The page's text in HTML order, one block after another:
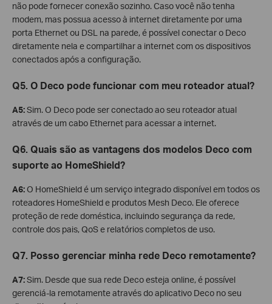
não pode fornecer conexão sozinho. Caso você não tenha
modem, mas possua acesso à internet diretamente por uma
porta Ethernet ou DSL na parede, é possível conectar o Deco
diretamente nela e compartilhar a internet com os dispositivos
conectados após a configuração.
Q5. O Deco pode funcionar com meu roteador atual?
A5:Sim. O Deco pode ser conectado ao seu roteador atual
através de um cabo Ethernet para acessar a internet.
Q6. Quais são as vantagens dos modelos Deco com
suporte ao HomeShield?
A6:O HomeShield é um serviço integrado disponível em todos os
roteadores HomeShield e produtos Mesh Deco. Ele oferece
proteção de rede doméstica, incluindo segurança da rede,
controle dos pais, QoS e relatórios completos de uso.
Q7. Posso gerenciar minha rede Deco remotamente?
A7:Sim. Desde que sua rede Deco esteja online, é possível
gerenciá-la remotamente através do aplicativo Deco no seu